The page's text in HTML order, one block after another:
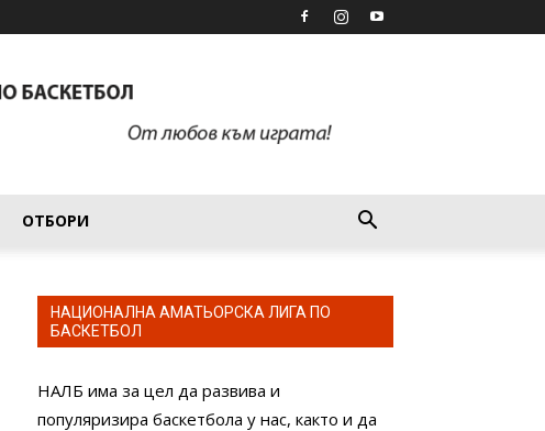
ОТБОРИ
НАЦИОНАЛНА АМАТЬОРСКА ЛИГА ПО
БАСКЕТБОЛ
НАЛБ има за цел да развива и
популяризира баскетбола у нас, както и да